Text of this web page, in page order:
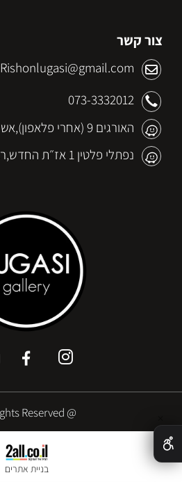
צור קשר
Rishonlugasi@gmail.com
073-3332012
האורגים 9 (אחרי פלאפון),אשדוד
נפתלי פלטין 1 אז״ת החדש,ראשון לציון
@ All Rights Reserved
בניית אתרים